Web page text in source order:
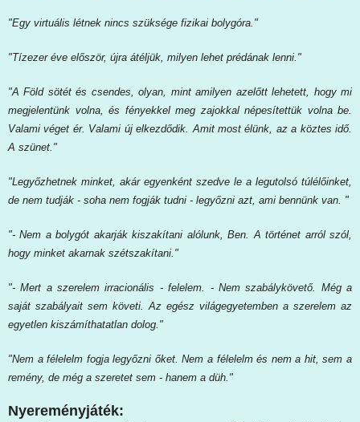
"Egy virtuális létnek nincs szüksége fizikai bolygóra."
"Tízezer éve először, újra átéljük, milyen lehet prédának lenni."
"A Föld sötét és csendes, olyan, mint amilyen azelőtt lehetett, hogy mi
megjelentünk volna, és fényekkel meg zajokkal népesítettük volna be.
Valami véget ér. Valami új elkezdődik. Amit most élünk, az a köztes idő.
A szünet."
"Legyőzhetnek minket, akár egyenként szedve le a legutolsó túlélőinket,
de nem tudják - soha nem fogják tudni - legyőzni azt, ami bennünk van. "
"- Nem a bolygót akarják kiszakítani alólunk, Ben. A történet arról szól,
hogy minket akarnak szétszakítani."
"- Mert a szerelem irracionális - felelem. - Nem szabálykövető. Még a
saját szabályait sem követi. Az egész világegyetemben a szerelem az
egyetlen kiszámíthatatlan dolog."
"Nem a félelelm fogja legyőzni őket. Nem a félelelm és nem a hit, sem a
remény, de még a szeretet sem - hanem a düh."
Nyereményjáték: